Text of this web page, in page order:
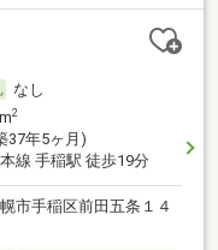
なし
2
37年5ヶ月)
本線 手稲駅 徒歩19分
市手稲区前田五条１４